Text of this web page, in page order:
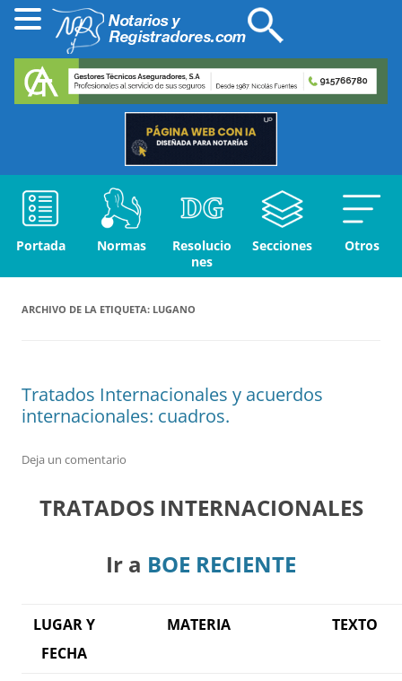
Portada Normas
Resolucio
nes
Secciones Otros
ARCHIVO DE LA ETIQUETA: LUGANO
Tratados Internacionales y acuerdos
internacionales: cuadros.
Deja un comentario
TRATADOS INTERNACIONALES
Ir a BOE RECIENTE
LUGAR Y
FECHA
MATERIA TEXTO